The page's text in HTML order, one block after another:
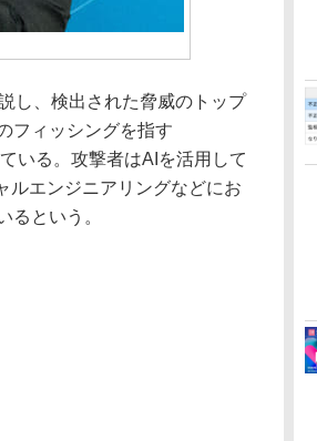
し、検出された脅威のトップ
フィッシングを指す
いる。攻撃者はAIを活用して
ルエンジニアリングなどにお
るという。